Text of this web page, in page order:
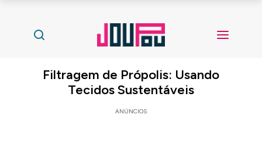
Filtragem de Própolis: Usando
Tecidos Sustentáveis
ANÚNCIOS